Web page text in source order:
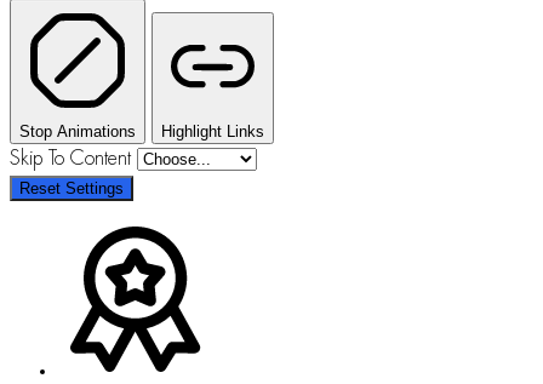
Stop Animations Highlight Links
Skip To Content
Reset Settings